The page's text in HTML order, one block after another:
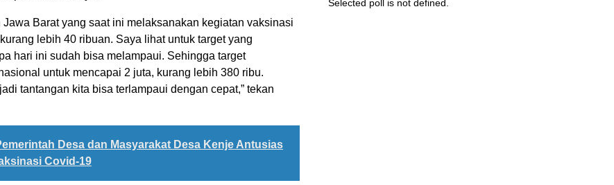
Jawa Barat yang saat ini melaksanakan kegiatan vaksinasi
lebih 40 ribuan. Saya lihat untuk target yang
hari ini sudah bisa melampaui. Sehingga target
untuk mencapai 2 juta, kurang lebih 380 ribu.
tantangan kita bisa terlampaui dengan cepat,” tekan
Desa dan Masyarakat Desa Kenje Antusias
Covid-19
Selected poll is not defined.